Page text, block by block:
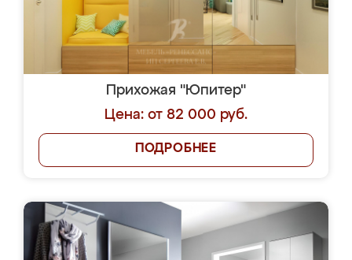
Прихожая "Юпитер"
Цена: от 82 000 руб.
ПОДРОБНЕЕ